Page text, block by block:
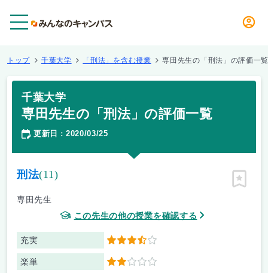
トップ 千葉大学 「刑法」を含む授業 専田先生の「刑法」の評価一
千葉大学
専田先生の「刑法」の評価一覧
更新日 ： 2020/03/25
刑法(11)
専田先生
この先生の他の授業を確認する
充実 3.5
楽単 2
ピン留